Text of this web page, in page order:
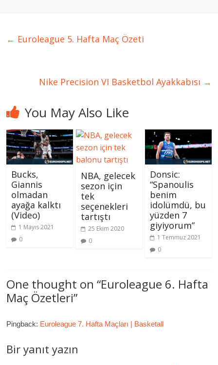
← Euroleague 5. Hafta Maç Özeti
Nike Precision VI Basketbol Ayakkabısı →
You May Also Like
Bucks,
Giannis
olmadan
ayağa kalktı
(Video)
1 Mayıs 2021
0
NBA, gelecek
sezon için
tek
seçenekleri
tartıştı
25 Ekim 2020
0
Donsic:
“Spanoulis
benim
idolümdü, bu
yüzden 7
giyiyorum”
1 Temmuz 2021
0
One thought on “Euroleague 6. Hafta
Maç Özetleri”
Pingback: Euroleague 7. Hafta Maçları | Basketall
Bir yanıt yazın